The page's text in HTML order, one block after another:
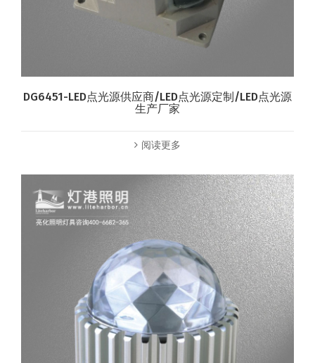
DG6451-LED点光源供应商/LED点光源定制/LED点光源
生产厂家
阅读更多